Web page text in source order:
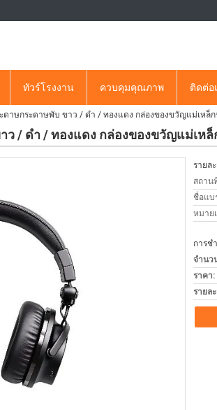
ทัวร์โรงงาน ควบคุมคุณภาพ ติดต่อ
าษกระดาษพับ ขาว / ดํา / ทองแดง กล่องของขวัญแม่เหล็ก
/ ดํา / ทองแดง กล่องของขวัญแม่เหล็
รายล
สถาน
ชื่อแบ
หมาย
การช
จำนว
ราคา:
รายล